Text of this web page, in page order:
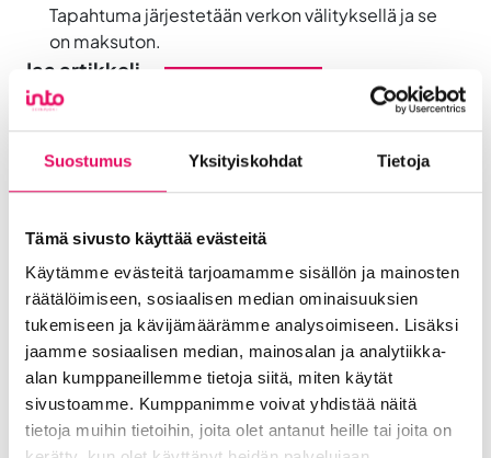
Suostumus Yksityiskohdat Tietoja
Tämä sivusto käyttää evästeitä
Käytämme evästeitä tarjoamamme sisällön ja mainosten
räätälöimiseen, sosiaalisen median ominaisuuksien
tukemiseen ja kävijämäärämme analysoimiseen. Lisäksi
jaamme sosiaalisen median, mainosalan ja analytiikka-
alan kumppaneillemme tietoja siitä, miten käytät
sivustoamme. Kumppanimme voivat yhdistää näitä
tietoja muihin tietoihin, joita olet antanut heille tai joita on
Tapahtuma järjestetään verkon välityksellä ja se
on maksuton.
Jaa artikkeli
somessa
Uutiskategoriat
Into työpaikkana
Kansainvälistyminen
Liikeidea ja yrityksen perustaminen
Sijoittuminen Seinäjoelle
Startup-yrittäjyys
Tallenteet
Tapahtumat
Töihin Seinäjoelle
Toimitilat ja tontit
Uutiset
Vastuullisuus
Yrityskaupat